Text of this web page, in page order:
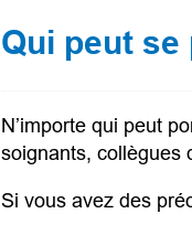
Qui peut se
N’importe qui peut
soignants, collègues
Si vous avez des